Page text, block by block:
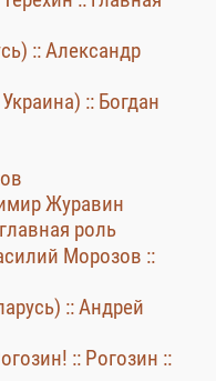
:: Александр
:: Богдан
Журавин
роль
Морозов ::
:: Андрей
:: Рогозин ::